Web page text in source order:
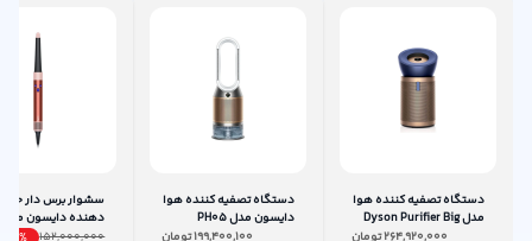
دستگاه تصفیه کننده هوا
مدل Dyson Purifier Big
Quiet Formaldehyde
دستگاه تصفیه کننده هوا
دایسون مدل PH05
سشوار برس دار
دهنده دایسون مدل
Airwrap id HS08